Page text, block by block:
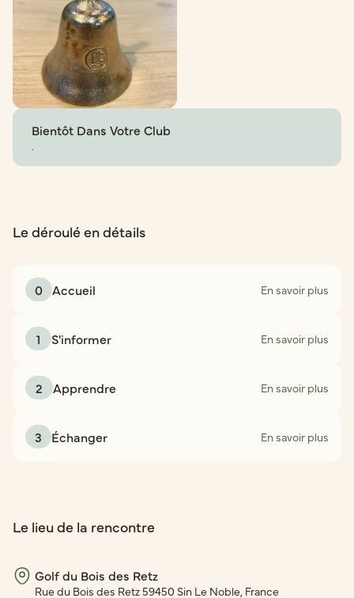
Bientôt Dans Votre Club
.
Le déroulé en détails
0 Accueil En savoir plus
1 S'informer En savoir plus
2 Apprendre En savoir plus
3 Échanger En savoir plus
Le lieu de la rencontre
Golf du Bois des Retz
Rue du Bois des Retz 59450 Sin Le Noble, France